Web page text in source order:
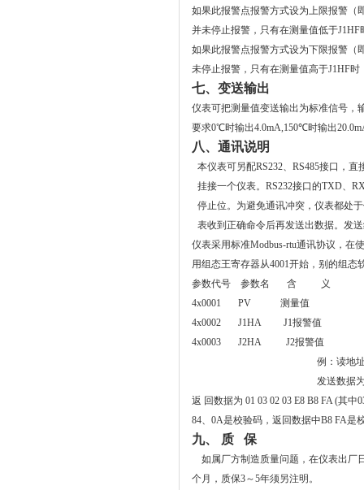
如果此报警点报警方式设为上限报警（
并未停止报警，只有在测量值低于J1HF
如果此报警点报警方式设为下限报警（
未停止报警，只有在测量值高于J1HF时
七、变送输出
仪表可把测量值变送输出为标准信号，
要求0℃时输出4.0mA,150℃时输出
八、通讯说明
本仪表可另配RS232、RS485接口，直
挂接一个仪表。 RS232接口的TXD、
停止位。 为避免通讯冲突，仪表都处
表收到正确命令后再发送出数据。发
仪表采用标准Modbus-rtu通讯协议，在
用组态王寄存器从4001开始，别的组态
参数代号 参数名 含 义
4x0001 PV 测量值
4x0002 J1HA J1报警值
4x0003 J2HA J2报警值
例：读地
发送数据
返 回数据为 01 03 02 03 E8 B8 FA (其
84、0A是校验码，返回数据中B8 FA是
九、 质 保
如属厂方制造质量问题，在仪表出厂
个月，质保3～5年须另注明。